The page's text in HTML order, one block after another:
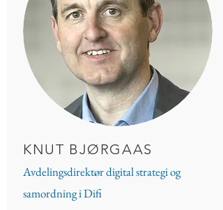
KNUT BJØRGAAS
Avdelingsdirektør digital strategi og
samordning i Difi